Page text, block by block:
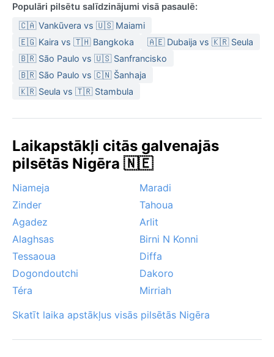
Populāri pilsētu salīdzinājumi visā pasaulē:
🇨🇦 Vankūvera vs 🇺🇸 Maiami
🇪🇬 Kaira vs 🇹🇭 Bangkoka
🇦🇪 Dubaija vs 🇰🇷 Seula
🇧🇷 São Paulo vs 🇺🇸 Sanfrancisko
🇧🇷 São Paulo vs 🇨🇳 Šanhaja
🇰🇷 Seula vs 🇹🇷 Stambula
Laikapstākļi citās galvenajās
pilsētās Nigēra 🇳🇪
Niameja
Maradi
Zinder
Tahoua
Agadez
Arlit
Alaghsas
Birni N Konni
Tessaoua
Diffa
Dogondoutchi
Dakoro
Téra
Mirriah
Skatīt laika apstākļus visās pilsētās Nigēra